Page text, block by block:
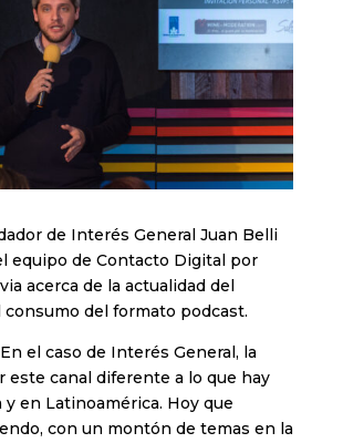
de Interés General Juan Belli
equipo de Contacto Digital por
acerca de la actualidad del
del formato podcast.
el caso de Interés General, la
este canal diferente a lo que hay
en Latinoamérica. Hoy que
con un montón de temas en la